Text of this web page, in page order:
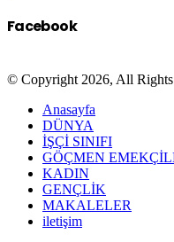
Facebook
© Copyright 2026, All Rights
Anasayfa
DÜNYA
İŞÇİ SINIFI
GÖÇMEN
KADIN
GENÇLİK
MAKALELER
iletişim